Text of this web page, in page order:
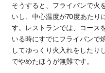
そうすると、フライパンで火
いし、中心温度が70度あたり
す。レストランでは、コース
いる時にすでにフライパンで
してゆっくり火入れをしたり
でやめたほうが無難です。